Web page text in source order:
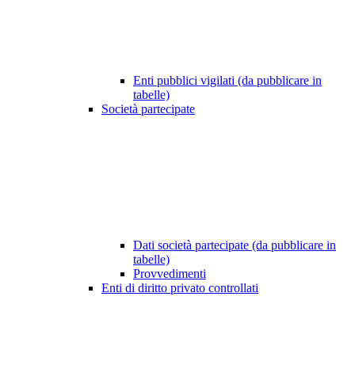
Enti pubblici vigilati (da pubblicare in
tabelle)
Società partecipate
Dati società partecipate (da pubblicare in
tabelle)
Provvedimenti
Enti di diritto privato controllati